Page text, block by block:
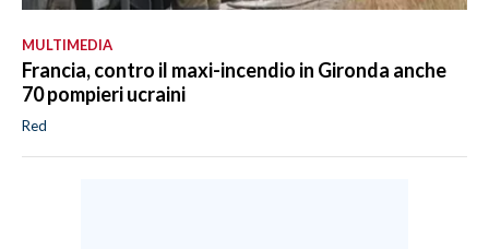
MULTIMEDIA
Francia, contro il maxi-incendio in Gironda anche
70 pompieri ucraini
Red